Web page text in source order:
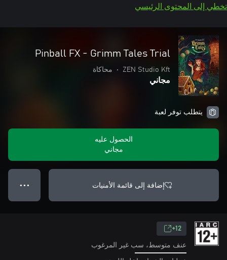
تخطي إلى المحتوى الرئيسي
Pinball FX - Grimm Tales Trial
ZEN Studio Kft
• محاكاة
مجاني
يتطلب توفر لعبة
الحصول عليه
مجاني
إضافة إلى قائمة الأمنيات ● ● ●
12+
عنف متوسط، سب غير المرغوب